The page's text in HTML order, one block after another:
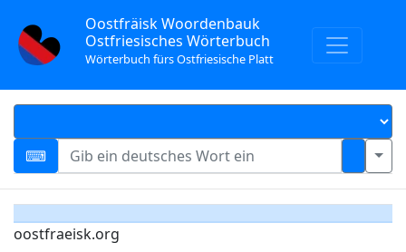
Oostfräisk Woordenbauk
Ostfriesisches Wörterbuch
Wörterbuch fürs Ostfriesische Platt
oostfraeisk.org